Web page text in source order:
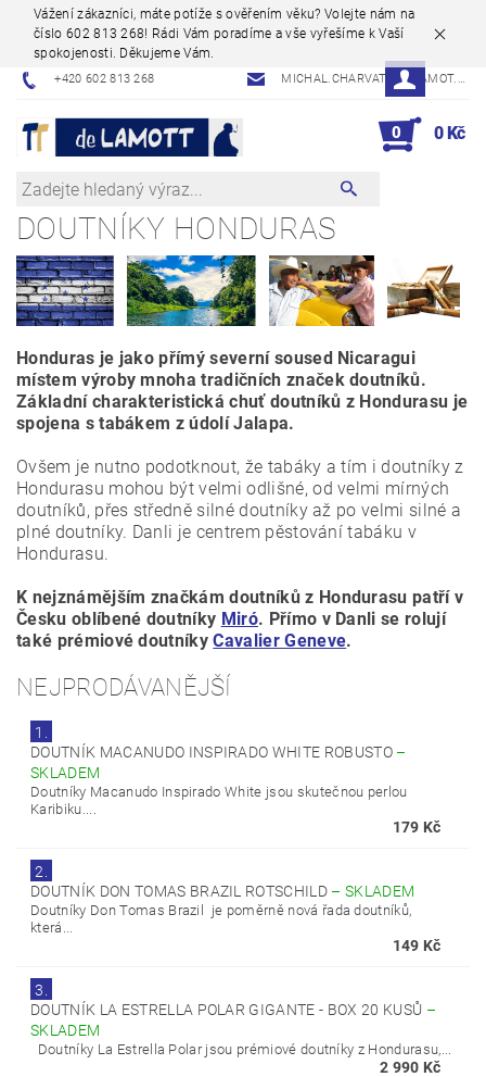
Vážení zákazníci, máte potíže s ověřením věku? Volejte nám na
číslo 602 813 268! Rádi Vám poradíme a vše vyřešíme k Vaší
spokojenosti. Děkujeme Vám.
+420 602 813 268 MICHAL.CHARVAT@DELAMOT.CZ
0 0 Kč
DOUTNÍKY HONDURAS
Honduras je jako přímý severní soused Nicaragui
místem výroby mnoha tradičních značek doutníků.
Základní charakteristická chuť doutníků z Hondurasu je
spojena s tabákem z údolí Jalapa.
Ovšem je nutno podotknout, že tabáky a tím i doutníky z
Hondurasu mohou být velmi odlišné, od velmi mírných
doutníků, přes středně silné doutníky až po velmi silné a
plné doutníky. Danli je centrem pěstování tabáku v
Hondurasu.
K nejznámějším značkám doutníků z Hondurasu patří v
Česku oblíbené doutníky Miró. Přímo v Danli se rolují
také prémiové doutníkyCavalier Geneve.
NEJPRODÁVANĚJŠÍ
1.
DOUTNÍK MACANUDO INSPIRADO WHITE ROBUSTO –
SKLADEM
Doutníky Macanudo Inspirado White jsou skutečnou perlou
Karibiku....
179 Kč
2.
DOUTNÍK DON TOMAS BRAZIL ROTSCHILD – SKLADEM
Doutníky Don Tomas Brazil je poměrně nová řada doutníků,
která...
149 Kč
3.
DOUTNÍK LA ESTRELLA POLAR GIGANTE - BOX 20 KUSŮ –
SKLADEM
Doutníky La Estrella Polar jsou prémiové doutníky z Hondurasu,...
2 990 Kč